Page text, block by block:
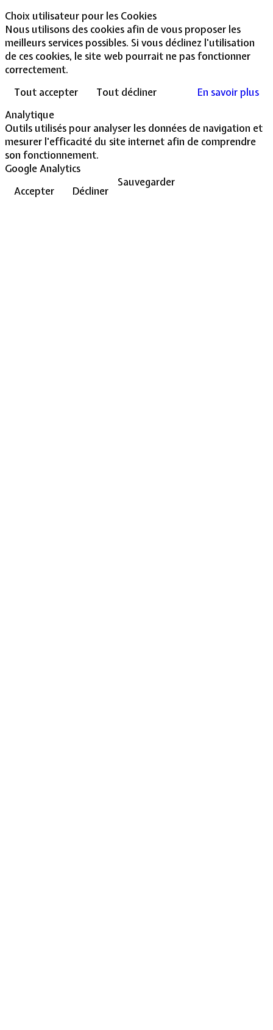
Choix utilisateur pour les Cookies
Nous utilisons des cookies afin de vous proposer les
meilleurs services possibles. Si vous déclinez l'utilisation
de ces cookies, le site web pourrait ne pas fonctionner
correctement.
Tout accepter
Tout décliner
En savoir plus
Analytique
Outils utilisés pour analyser les données de navigation et
mesurer l'efficacité du site internet afin de comprendre
son fonctionnement.
Google Analytics
Accepter
Décliner
Sauvegarder